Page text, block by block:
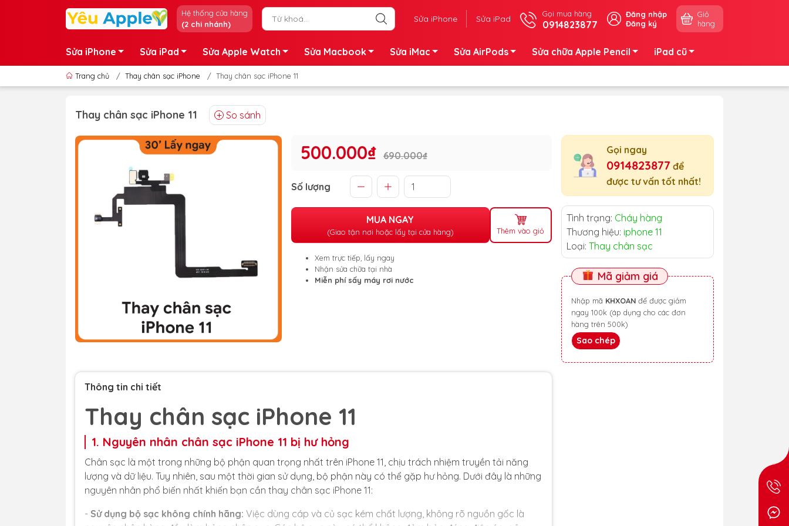
Hệ thống cửa hàng
(2 chi nhánh)
Sửa iPhone Sửa iPad Gọi mua hàng
0914823877
Đăng nhập
Đăng ký
Giỏ
hàng
Sửa iPhone Sửa iPad Sửa Apple Watch Sửa Macbook Sửa iMac Sửa AirPods Sửa chữa Apple Pencil iPad cũ
Trang chủ / Thay chân sạc iPhone / Thay chân sạc iPhone 11
Thay chân sạc iPhone 11 So sánh
500.000₫ 690.000₫
Số lượng
MUA NGAY
(Giao tận nơi hoặc lấy tại cửa hàng) Thêm vào giỏ
Xem trực tiếp, lấy ngay
Nhận sửa chữa tại nhà
Miễn phí sấy máy rơi nước
Gọi ngay
0914823877 để
được tư vấn tốt nhất!
Tình trạng: Cháy hàng
Thương hiệu: iphone 11
Loại: Thay chân sạc
Mã giảm giá
Nhập mã KHXOAN
ngay 100k (áp dụng cho các đơn
hàng trên 500k)
Sao chép
Thông tin chi tiết
Thay chân sạc iPhone 11
1. Nguyên nhân chân sạc iPhone 11 bị hư hỏng
Chân sạc là một trong những bộ phận quan trọng nhất trên iPhone 11, chịu trách nhiệm truyền tải năng
lượng và dữ liệu. Tuy nhiên, sau một thời gian sử dụng, bộ phận này có thể gặp hư hỏng. Dưới đây là những
nguyên nhân phổ biến nhất khiến bạn cần thay chân sạc iPhone 11:
- Sử dụng bộ sạc không chính hãng: Việc dùng cáp và củ sạc kém chất lượng, không rõ nguồn gốc là